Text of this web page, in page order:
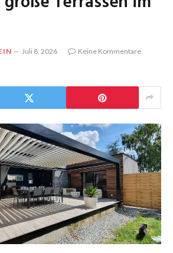
Juli 8, 2026
Keine Kommentare